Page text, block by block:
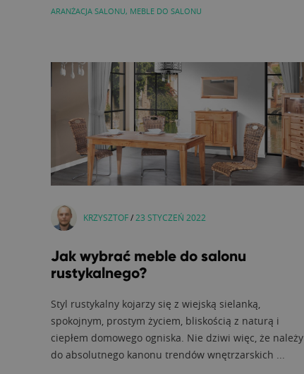
ARANŻACJA SALONU, MEBLE DO SALONU
KRZYSZTOF/ 23 STYCZEŃ 2022
Jak wybrać meble do salonu
rustykalnego?
Styl rustykalny kojarzy się z wiejską sielanką,
spokojnym, prostym życiem, bliskością z naturą i
ciepłem domowego ogniska. Nie dziwi więc, że należy
do absolutnego kanonu trendów wnętrzarskich ...